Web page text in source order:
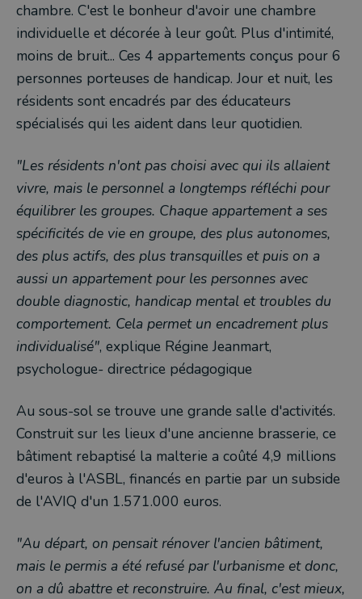
chambre. C'est le bonheur d'avoir une chambre
individuelle et décorée à leur goût. Plus d'intimité,
moins de bruit... Ces 4 appartements conçus pour 6
personnes porteuses de handicap. Jour et nuit, les
résidents sont encadrés par des éducateurs
spécialisés qui les aident dans leur quotidien.
"Les résidents n'ont pas choisi avec qui ils allaient
vivre, mais le personnel a longtemps réfléchi pour
équilibrer les groupes. Chaque appartement a ses
spécificités de vie en groupe, des plus autonomes,
des plus actifs, des plus transquilles et puis on a
aussi un appartement pour les personnes avec
double diagnostic, handicap mental et troubles du
comportement. Cela permet un encadrement plus
individualisé", explique Régine Jeanmart,
psychologue- directrice pédagogique
Au sous-sol se trouve une grande salle d'activités.
Construit sur les lieux d'une ancienne brasserie, ce
bâtiment rebaptisé la malterie a coûté 4,9 millions
d'euros à l'ASBL, financés en partie par un subside
de l'AVIQ d'un 1.571.000 euros.
"Au départ, on pensait rénover l'ancien bâtiment,
mais le permis a été refusé par l'urbanisme et donc,
on a dû abattre et reconstruire. Au final, c'est mieux,